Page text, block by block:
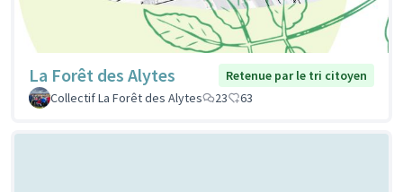
La Forêt des Alytes
Retenue par le tri citoyen
Collectif La Forêt des Alytes
23 63